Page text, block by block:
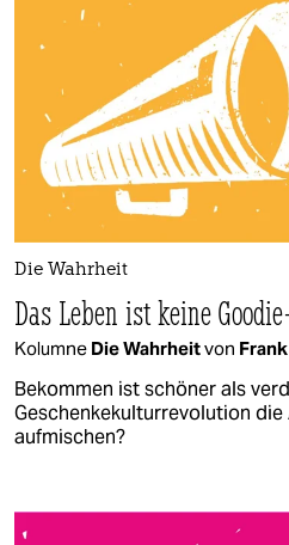
Die Wahrheit
Das Leben ist keine
Kolumne Die Wahrheitvon
Bekommen ist schöner als
Geschenkekulturrevolution
aufmischen?